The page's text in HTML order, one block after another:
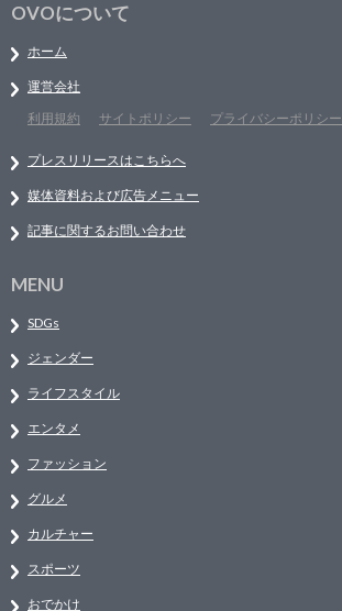
OVOについて
ホーム
運営会社
利用規約
サイトポリシー プライバシーポリシー
プレスリリースはこちらへ
媒体資料および広告メニュー
記事に関するお問い合わせ
MENU
SDGs
ジェンダー
ライフスタイル
エンタメ
ファッション
グルメ
カルチャー
スポーツ
おでかけ